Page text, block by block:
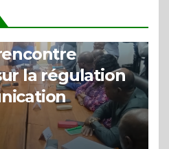
la distinction
de badges au
la régulation